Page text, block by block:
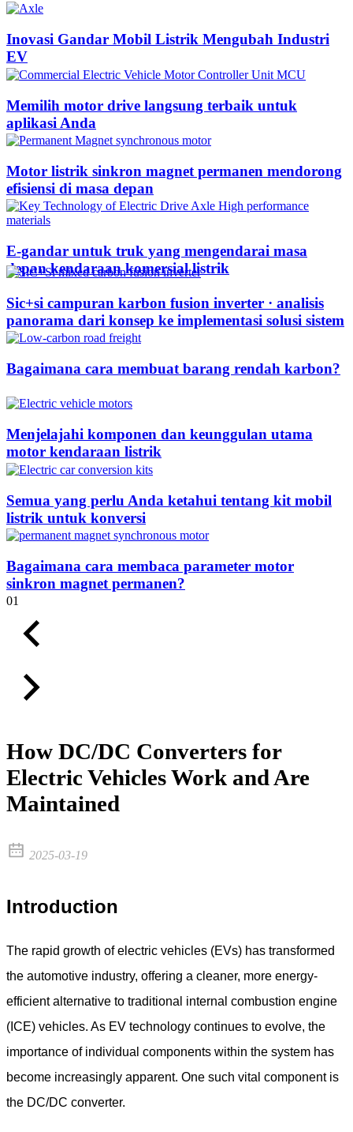
Inovasi Gandar Mobil Listrik Mengubah Industri
EV
Memilih motor drive langsung terbaik untuk
aplikasi Anda
Motor listrik sinkron magnet permanen mendorong
efisiensi di masa depan
E-gandar untuk truk yang mengendarai masa
depan kendaraan komersial listrik
Sic+si campuran karbon fusion inverter · analisis
panorama dari konsep ke implementasi solusi sistem
Bagaimana cara membuat barang rendah karbon?
Menjelajahi komponen dan keunggulan utama
motor kendaraan listrik
Semua yang perlu Anda ketahui tentang kit mobil
listrik untuk konversi
Bagaimana cara membaca parameter motor
sinkron magnet permanen?
01
How DC/DC Converters for
Electric Vehicles Work and Are
Maintained
2025-03-19
Introduction
The rapid growth of electric vehicles (EVs) has transformed
the automotive industry, offering a cleaner, more energy-
efficient alternative to traditional internal combustion engine
(ICE) vehicles. As EV technology continues to evolve, the
importance of individual components within the system has
become increasingly apparent. One such vital component is
the DC/DC converter.